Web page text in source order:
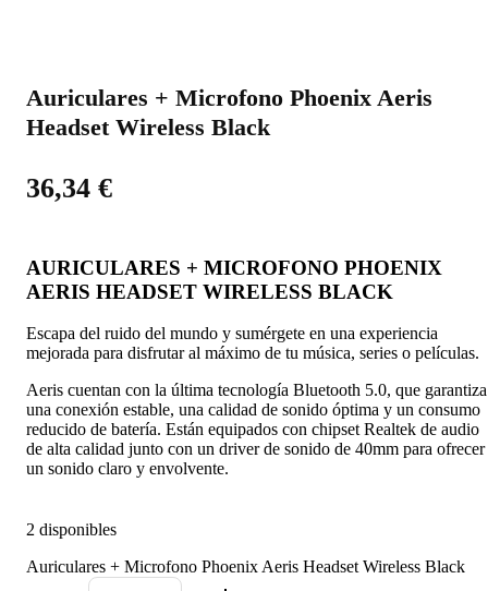
Auriculares + Microfono Phoenix Aeris
Headset Wireless Black
36,34 €
AURICULARES + MICROFONO PHOENIX
AERIS HEADSET WIRELESS BLACK
Escapa del ruido del mundo y sumérgete en una experiencia
mejorada para disfrutar al máximo de tu música, series o películas.
Aeris cuentan con la última tecnología Bluetooth 5.0, que garantiza
una conexión estable, una calidad de sonido óptima y un consumo
reducido de batería. Están equipados con chipset Realtek de audio
de alta calidad junto con un driver de sonido de 40mm para ofrecer
un sonido claro y envolvente.
2 disponibles
Auriculares + Microfono Phoenix Aeris Headset Wireless Black